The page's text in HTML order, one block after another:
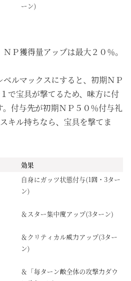
ーン)
Ｐ獲得量アップは最大２０％。
ルマックスにすると、初期ＮＰ
で宝具が撃てるため、味方に付
付与先が初期ＮＰ５０％付与礼
キル持ちなら、宝具を撃てま
効果
自身にガッツ状態付与(1回・3ター
ン)
＆スター集中度アップ(3ターン)
＆クリティカル威力アップ(3ター
ン)
＆「毎ターン敵全体の攻撃力ダウ